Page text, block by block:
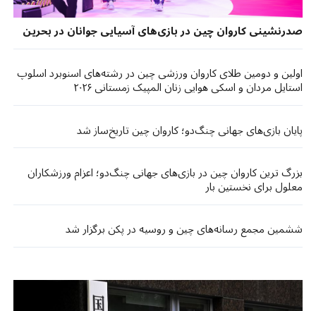
صدرنشینی کاروان چین در بازی‌های آسیایی جوانان در بحرین
اولین و دومین طلای کاروان ورزشی چین در رشته‌های اسنوبرد اسلوپ
استایل مردان و اسکی هوایی زنان المپیک زمستانی ۲۰۲۶
پایان بازی‌های جهانی چنگ‌دو؛ کاروان چین تاریخ‌ساز شد
بزرگ ترین کاروان چین در بازی‌های جهانی چنگ‌دو؛ اعزام ورزشکاران
معلول برای نخستین بار​​
ششمین مجمع رسانه‌های چین و روسیه در پکن برگزار شد